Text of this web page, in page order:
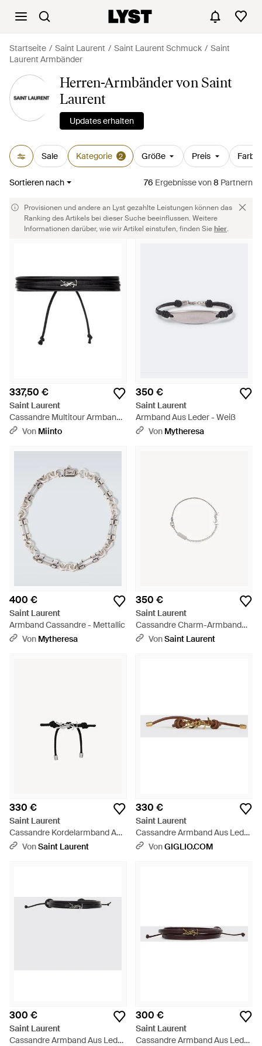
Startseite Saint Laurent Saint Laurent Schmuck
Saint
Laurent Armbänder
Herren-Armbänder von Saint
Laurent
Updates erhalten
Sale Kategorie 2 Größe Preis Farbe
Sortieren nach 76 Ergebnissevon8 Partnern
Provisionen und andere an Lyst gezahlte Leistungen können das
Ranking des Artikels bei dieser Suche beeinflussen. Weitere
Informationen darüber, wie wir Artikel einstufen, finden Siehier.
337,50 €
Saint Laurent
Cassandre Multitour Armband -
Schwarz
Von Miinto
350 €
Saint Laurent
Armband Aus Leder - Weiß
Von Mytheresa
400 €
Saint Laurent
Armband Cassandre - Mettallic
Von Mytheresa
350 €
Saint Laurent
Cassandre Charm-Armband
Aus Messing One Sizend Strass
VonSaint Laurent
330 €
Saint Laurent
Cassandre Kordelarmband Aus
Leder - Mehrfarbig
VonSaint Laurent
330 €
Saint Laurent
Cassandre Armband Aus Leder
Und Messing - Weiß
VonGIGLIO.COM
300 €
Saint Laurent
Cassandre Armband Aus Leder
300 €
Saint Laurent
Cassandre Armband Aus Leder